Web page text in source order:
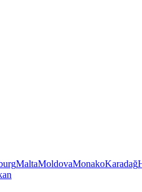
MaltaMoldovaMonakoKaradağ